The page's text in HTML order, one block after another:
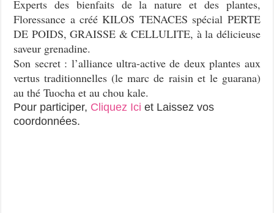
Experts des bienfaits de la nature et des plantes,
Floressance a créé KILOS TENACES spécial PERTE
DE POIDS, GRAISSE & CELLULITE, à la délicieuse
saveur grenadine.
Son secret : l’alliance ultra-active de deux plantes aux
vertus traditionnelles (le marc de raisin et le guarana)
au thé Tuocha et au chou kale.
Pour participer, Cliquez Ici et Laissez vos
coordonnées.